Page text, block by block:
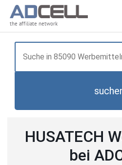
the affiliate network
HUSATECH
bei